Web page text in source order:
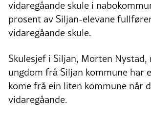
vidaregåande skule i
prosent av Siljan-elevane
vidaregåande skule.
Skulesjef i Siljan, Morten Nystad,
ungdom frå Siljan kommune har
kome frå ein liten kommune når
vidaregåande.